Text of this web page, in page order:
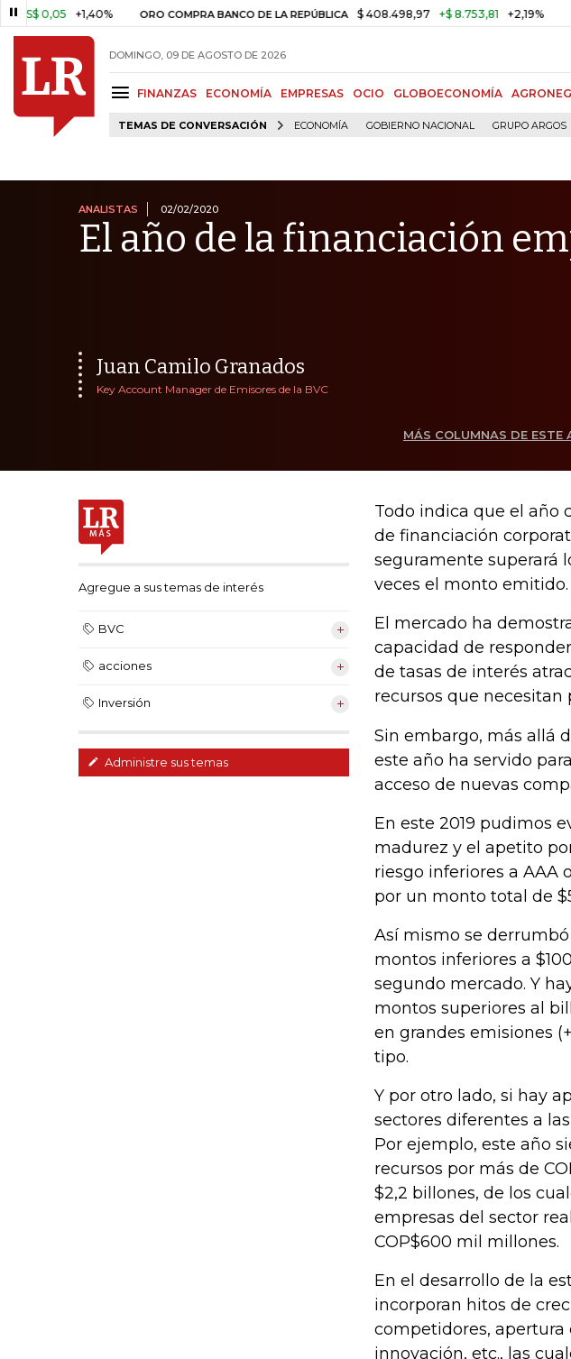
+1,40% ORO COMPRA BANCO DE LA REPÚBLICA $ 408.498,97 +$ 8.753,81 +2,19% TASA DE
DOMINGO, 09 DE AGOSTO DE 2026
FINANZAS ECONOMÍA EMPRESAS OCIO GLOBOECONOMÍA
TEMAS DE CONVERSACIÓN ECONOMÍA GOBIERNO NACIONAL GRUPO ARGOS
ANALISTAS 02/02/2020
El año de la financiación
Juan Camilo Granados
Key Account Manager de Emisores de la BVC
MÁS COLUMNAS DE ESTE
Agregue a sus temas de interés
BVC
acciones
Inversión
Administre sus temas
Todo indica que el año
de financiación
seguramente superará
veces el monto emitido.
El mercado ha
capacidad de
de tasas de interés
recursos que necesitan
Sin embargo, más allá
este año ha servido
acceso de nuevas
En este 2019 pudimos
madurez y el apetito
riesgo inferiores a AAA
por un monto total de
Así mismo se
montos inferiores a
segundo mercado. Y
montos superiores al
en grandes emisiones
tipo.
Y por otro lado, si hay
sectores diferentes a
Por ejemplo, este año
recursos por más de
$2,2 billones, de los
empresas del sector
COP$600 mil millones.
En el desarrollo de la
incorporan hitos de
competidores, apertura
innovación, etc., las